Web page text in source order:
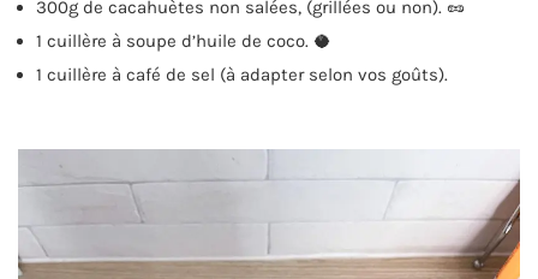
300g de cacahuètes non salées, (grillées ou non). 🥜
1 cuillère à soupe d’huile de coco. 🥥
1 cuillère à café de sel (à adapter selon vos goûts).